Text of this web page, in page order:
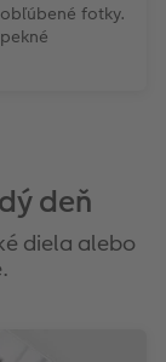
fotky.
deň
diela alebo